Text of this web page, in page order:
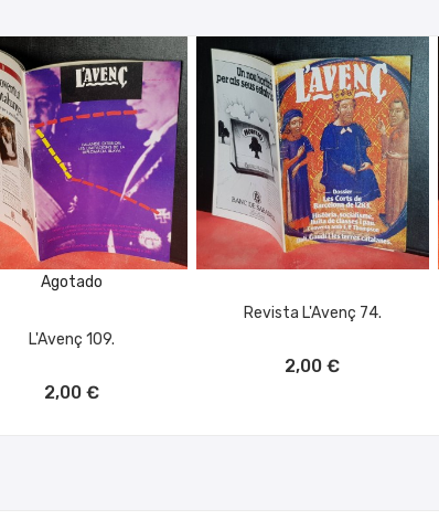
Agotado
L'Avenç 109.
2,00 €
Revista L'Avenç 74.
2,00 €